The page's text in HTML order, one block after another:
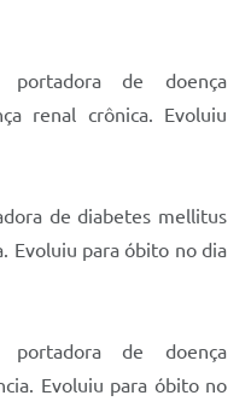
de doença
renal crônica. Evoluiu
de diabetes mellitus
Evoluiu para óbito no dia
de doença
Evoluiu para óbito no